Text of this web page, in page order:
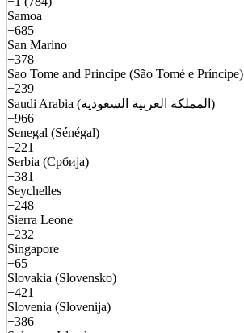
Samoa
+685
San Marino
+378
Sao Tome and Principe (São Tomé e Príncipe)
+239
Saudi Arabia (المملكة العربية السعودية)
+966
Senegal (Sénégal)
+221
Serbia (Србија)
+381
Seychelles
+248
Sierra Leone
+232
Singapore
+65
Slovakia (Slovensko)
+421
Slovenia (Slovenija)
+386